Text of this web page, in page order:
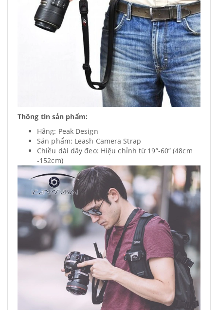
Thông tin sản phẩm:
Hãng: Peak Design
Sản phẩm: Leash Camera Strap
Chiều dài dây đeo: Hiệu chỉnh từ 19”-60” (48cm
-152cm)